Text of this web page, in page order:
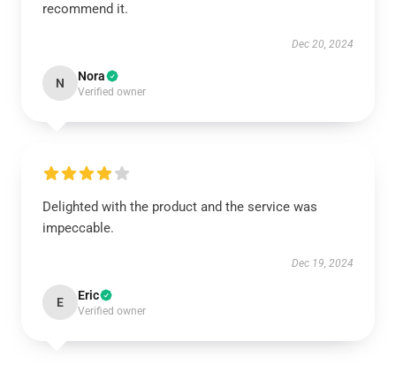
recommend it.
Dec 20, 2024
N Nora
Verified owner
Delighted with the product and the service was
impeccable.
Dec 19, 2024
E Eric
Verified owner